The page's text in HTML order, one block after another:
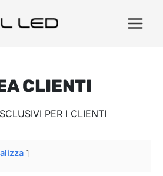
CLIENTI
PER I CLIENTI